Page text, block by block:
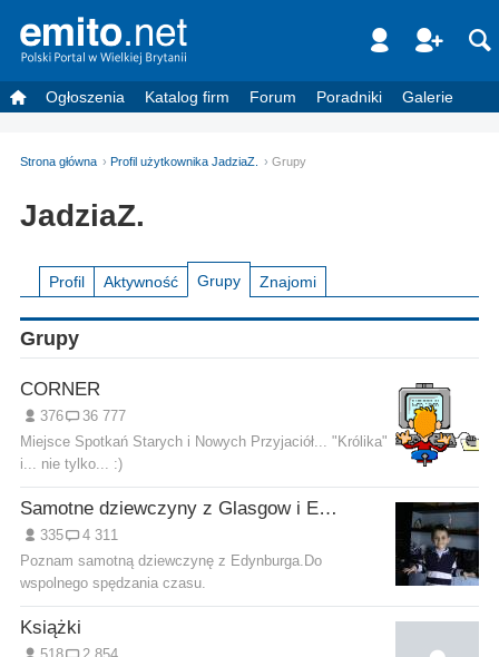
Ogłoszenia Katalog firm Forum Poradniki Galerie
Strona główna Profil użytkownika JadziaZ. Grupy
JadziaZ.
Profil Aktywność Grupy Znajomi
Grupy
CORNER
376
36 777
Miejsce Spotkań Starych i Nowych Przyjaciół... "Królika"
i... nie tylko... :)
Samotne dziewczyny z Glasgow i Edynburga
335
4 311
Poznam samotną dziewczynę z Edynburga.Do
wspolnego spędzania czasu.
Książki